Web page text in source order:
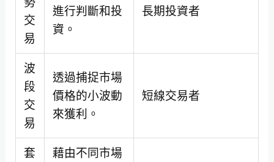
交
易
進行判斷和投
資。
長期投資者
波
段
交
易
透過捕捉市場
價格的小波動
來獲利。
短線交易者
套
藉由不同市場